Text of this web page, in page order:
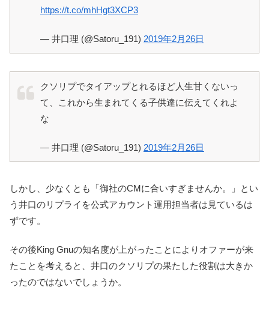
https://t.co/mhHgt3XCP3
— 井口理 (@Satoru_191) 2019年2月26日
クソリプでタイアップとれるほど人生甘くないっ
て、これから生まれてくる子供達に伝えてくれよ
な
— 井口理 (@Satoru_191) 2019年2月26日
しかし、少なくとも「御社のCMに合いすぎませんか。」とい
う井口のリプライを公式アカウント運用担当者は見ているは
ずです。
その後King Gnuの知名度が上がったことによりオファーが来
たことを考えると、井口のクソリプの果たした役割は大きか
ったのではないでしょうか。